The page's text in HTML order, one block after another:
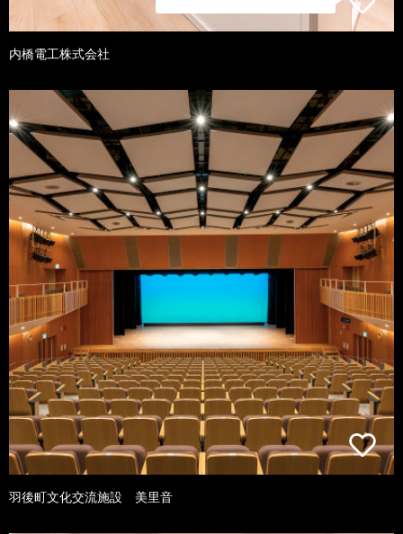
内橋電工株式会社
羽後町文化交流施設 美里音